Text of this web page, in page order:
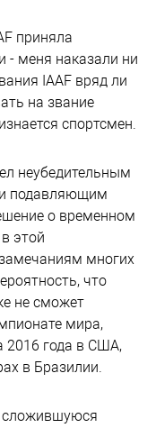
приняла
- меня наказали ни
IAAF вряд ли
на звание
спортсмен.
неубедительным
подавляющим
о временном
этой
многих
что
не сможет
мира,
2016 года в США,
в Бразилии.
сложившуюся